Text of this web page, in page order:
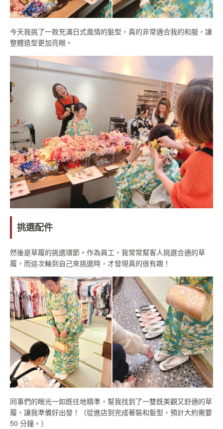
今天我挑了一款充滿日式風情的髮型，真的非常適合我的和服，讓
整體造型更加亮眼。
挑選配件
然後是草履的挑選環節。作為員工，我常常幫客人挑選合適的草
履，而這次輪到自己來挑選時，才發現真的很有趣！
同事們的眼光一如既往地精準，幫我找到了一雙既美觀又舒適的草
履，讓我準備好出發！（從進店到完成著裝和髮型，預計大約需要
50 分鐘。）